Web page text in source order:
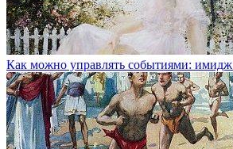
Как можно управлять событиями: имидж